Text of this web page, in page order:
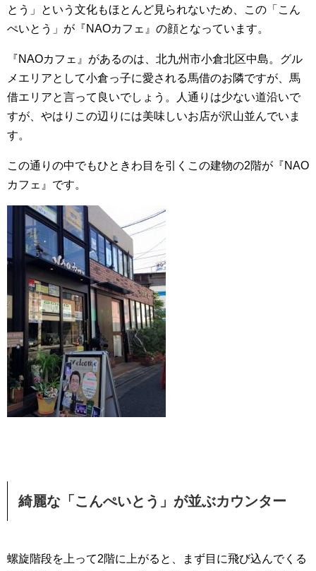
とう」という文化もほとんど見られないため、この「こん
ぺいとう」が『NAOカフェ』の顔となっています。
『NAOカフェ』があるのは、北九州市小倉北区中島。グル
メエリアとして小倉っ子に愛される馬借のお隣ですが、馬
借エリアと言って良いでしょう。人通りは少ない道沿いで
すが、やはりこの辺りには美味しいお店が沢山並んでいま
す。
この通りの中でもひときわ目を引くこの建物の2階が『NAO
カフェ』です。
綺麗な「こんぺいとう」が並ぶカウンター
螺旋階段を上って2階に上がると、まず目に飛び込んでくる